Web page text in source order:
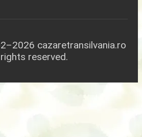
cazaretransilvania.ro
reserved.